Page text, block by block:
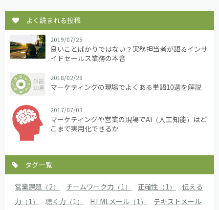
よく読まれる投稿
2019/07/25
良いことばかりではない？実務担当者が語るインサ
イドセールス業務の本音
2018/02/28
マーケティングの現場でよくある単語10選を解説
2017/07/03
マーケティングや営業の現場でAI（人工知能）はど
こまで実用化できるか
タグ一覧
営業課題（2） チームワーク力（1） 正確性（1）
伝える
力（1）
聴く力（1） HTMLメール（1）
テキストメール